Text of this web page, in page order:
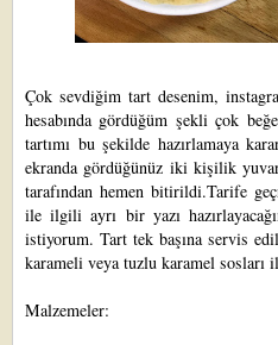
Çok sevdiğim tart desenim,
hesabında gördüğüm şekli çok
tartımı bu şekilde hazırlamaya
ekranda gördüğünüz iki kişilik
tarafından hemen bitirildi.Tarife
ile ilgili ayrı bir yazı
istiyorum. Tart tek başına servis
karameli veya tuzlu karamel
Malzemeler: